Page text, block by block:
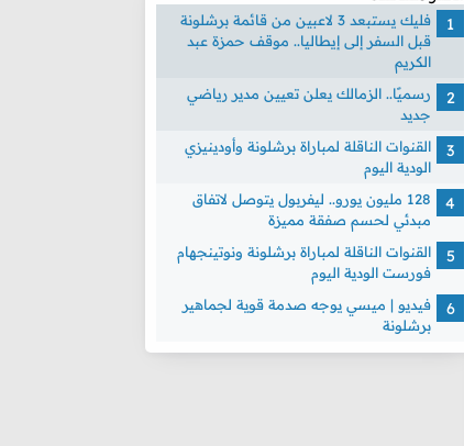
فليك يستبعد 3 لاعبين من قائمة برشلونة
قبل السفر إلى إيطاليا.. موقف حمزة عبد
الكريم
رسميًا.. الزمالك يعلن تعيين مدير رياضي
جديد
القنوات الناقلة لمباراة برشلونة وأودينيزي
الودية اليوم
128 مليون يورو.. ليفربول يتوصل لاتفاق
مبدئي لحسم صفقة مميزة
القنوات الناقلة لمباراة برشلونة ونوتينجهام
فورست الودية اليوم
فيديو | ميسي يوجه صدمة قوية لجماهير
برشلونة